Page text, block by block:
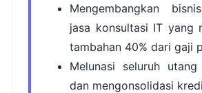
Mengembangkan
jasa konsultasi IT yang
tambahan 40% dari gaji
Melunasi seluruh
dan mengonsolidasi